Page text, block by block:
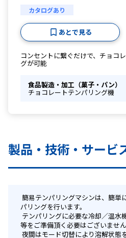
カタログあり
あとで見る
コンセントに繋ぐだけで、チョコ
グが可能
食品製造・加工（菓子・パン）
チョコレートテンパリング機
製品・技術・サービ
パリングを行います。
等をご準備頂く必要はございません